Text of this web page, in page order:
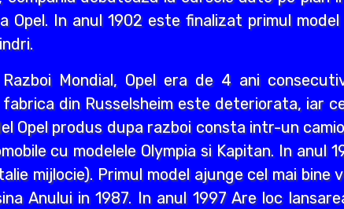
Opel. In anul 1902 este finalizat primul
Mondial, Opel era de 4 ani
din Russelsheim este deteriorata, iar
Opel produs dupa razboi consta intr-un
cu modelele Olympia si Kapitan. In anul
mijlocie). Primul model ajunge cel mai
Anului in 1987. In anul 1997 Are loc